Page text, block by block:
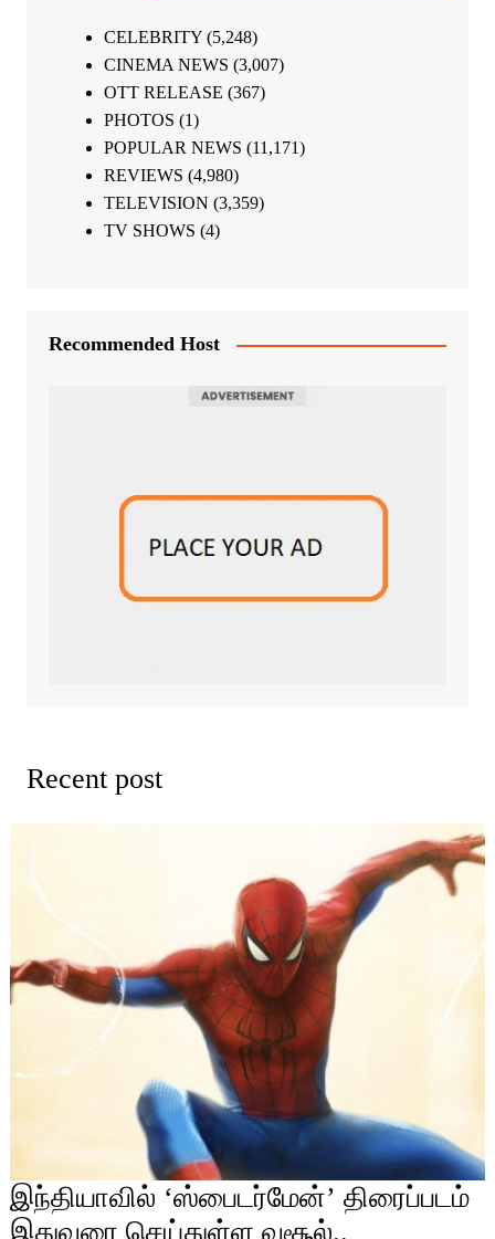
CELEBRITY(5,248)
CINEMA NEWS (3,007)
OTT RELEASE (367)
PHOTOS (1)
POPULAR NEWS (11,171)
REVIEWS (4,980)
TELEVISION (3,359)
TV SHOWS (4)
Recommended Host
Recent post
இந்தியாவில் ‘ஸ்பைடர்மேன்’ திரைப்படம்
இதுவரை செய்துள்ள வசூல்..